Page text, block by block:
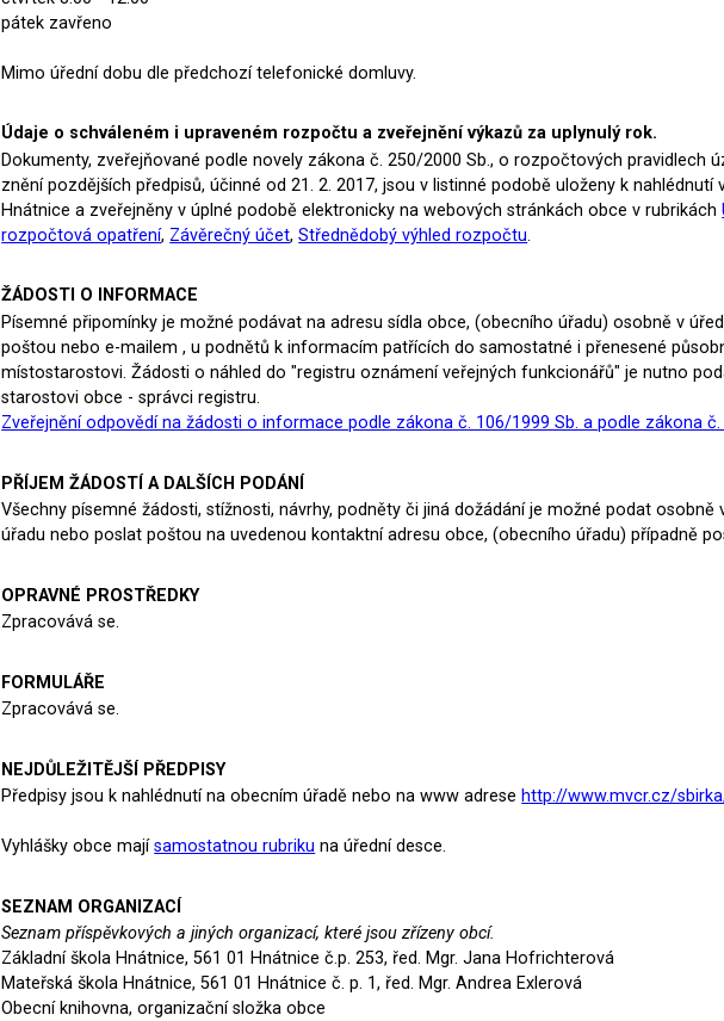
pátek zavřeno
Mimo úřední dobu dle předchozí telefonické domluvy.
Údaje o schváleném i upraveném rozpočtu a zveřejnění výkazů za uplynulý rok.
Dokumenty, zveřejňované podle novely zákona č. 250/2000 Sb., o rozpočtových pravidlech
znění pozdějších předpisů, účinné od 21. 2. 2017, jsou v listinné podobě uloženy k nahlédnutí
Hnátnice a zveřejněny v úplné podobě elektronicky na webových stránkách obce v rubrikách
rozpočtová opatření, Závěrečný účet,Střednědobý výhled rozpočtu.
ŽÁDOSTI O INFORMACE
Písemné připomínky je možné podávat na adresu sídla obce, (obecního úřadu) osobně v
poštou nebo e-mailem , u podnětů k informacím patřících do samostatné i přenesené
místostarostovi. Žádosti o náhled do "registru oznámení veřejných funkcionářů" je nutno
starostovi obce - správci registru.
Zveřejnění odpovědí na žádosti o informace podle zákona č. 106/1999 Sb. a podle zákona č.
PŘÍJEM ŽÁDOSTÍ A DALŠÍCH PODÁNÍ
Všechny písemné žádosti, stížnosti, návrhy, podněty či jiná dožádání je možné podat
úřadu nebo poslat poštou na uvedenou kontaktní adresu obce, (obecního úřadu) případně
OPRAVNÉ PROSTŘEDKY
Zpracovává se.
FORMULÁŘE
Zpracovává se.
NEJDŮLEŽITĚJŠÍ PŘEDPISY
Předpisy jsou k nahlédnutí na obecním úřadě nebo na www adrese http://www.mvcr.cz/
Vyhlášky obce majísamostatnou rubriku na úřední desce.
SEZNAM ORGANIZACÍ
Seznam příspěvkových a jiných organizací, které jsou zřízeny obcí.
Základní škola Hnátnice, 561 01 Hnátnice č.p. 253, řed. Mgr. Jana Hofrichterová
Mateřská škola Hnátnice, 561 01 Hnátnice č. p. 1, řed. Mgr. Andrea Exlerová
Obecní knihovna, organizační složka obce